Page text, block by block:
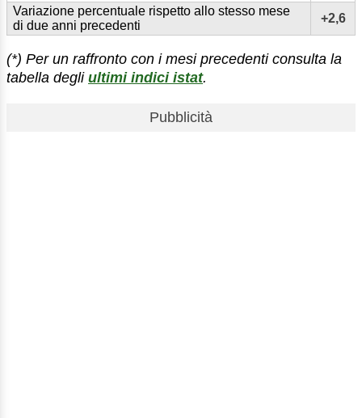
Variazione percentuale rispetto allo stesso mese
di due anni precedenti
+2,6
(*) Per un raffronto con i mesi precedenti consulta la
tabella degli ultimi indici istat.
Pubblicità